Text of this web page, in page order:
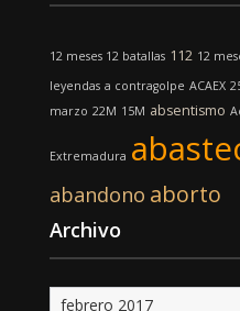
12 meses 12 batallas 112 12
leyendas a contragolpe ACAEX
marzo 22M 15M absentismo
Extremadura
abandono aborto
Archivo
Archivo